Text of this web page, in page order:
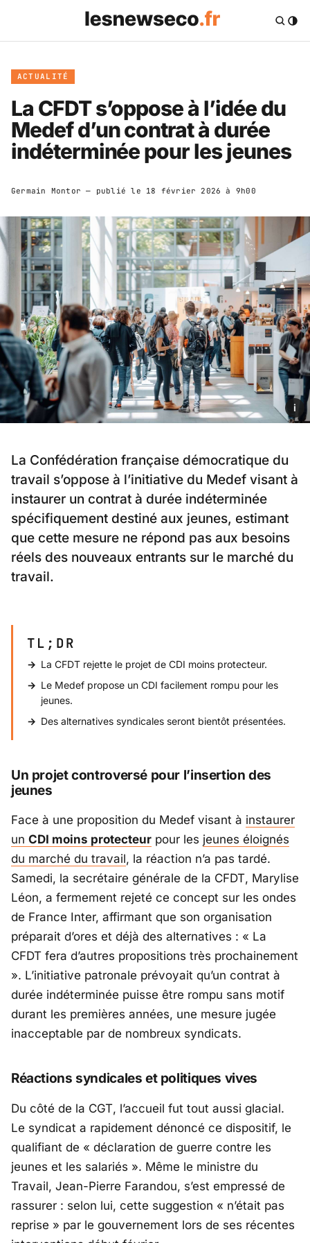
ACTUALITÉ
La CFDT s’oppose à l’idée du
Medef d’un contrat à durée
indéterminée pour les jeunes
Germain Montor — publié le 18 février 2026 à 9h00
i
La Confédération française démocratique du
travail s’oppose à l’initiative du Medef visant à
instaurer un contrat à durée indéterminée
spécifiquement destiné aux jeunes, estimant
que cette mesure ne répond pas aux besoins
réels des nouveaux entrants sur le marché du
travail.
TL;DR
La CFDT rejette le projet de CDI moins protecteur.
Le Medef propose un CDI facilement rompu pour les
jeunes.
Des alternatives syndicales seront bientôt présentées.
Un projet controversé pour l’insertion des
jeunes
Face à une proposition du Medef visant à instaurer
un CDI moins protecteur pour les jeunes éloignés
du marché du travail, la réaction n’a pas tardé.
Samedi, la secrétaire générale de la CFDT, Marylise
Léon, a fermement rejeté ce concept sur les ondes
de France Inter, affirmant que son organisation
préparait d’ores et déjà des alternatives : « La
CFDT fera d’autres propositions très prochainement
». L’initiative patronale prévoyait qu’un contrat à
durée indéterminée puisse être rompu sans motif
durant les premières années, une mesure jugée
inacceptable par de nombreux syndicats.
Réactions syndicales et politiques vives
Du côté de la CGT, l’accueil fut tout aussi glacial.
Le syndicat a rapidement dénoncé ce dispositif, le
qualifiant de « déclaration de guerre contre les
jeunes et les salariés ». Même le ministre du
Travail, Jean-Pierre Farandou, s’est empressé de
rassurer : selon lui, cette suggestion « n’était pas
reprise » par le gouvernement lors de ses récentes